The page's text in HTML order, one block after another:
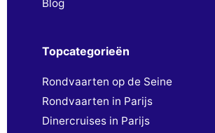
Blog
Topcategorieën
Rondvaarten op de Seine
Rondvaarten in Parijs
Dinercruises in Parijs